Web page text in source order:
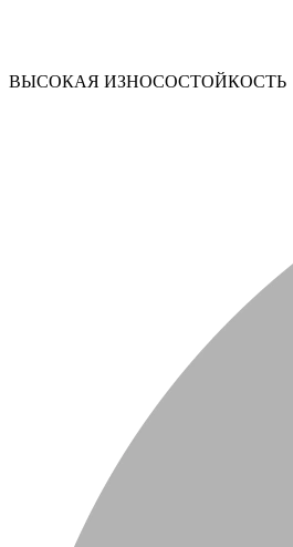
ВЫСОКАЯ ИЗНОСОСТОЙКОСТЬ